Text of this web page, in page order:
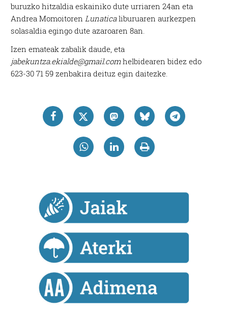
buruzko hitzaldia eskainiko dute urriaren 24an eta
Andrea Momoitoren Lunaticaliburuaren aurkezpen
solasaldia egingo dute azaroaren 8an.
Izen emateak zabalik daude, eta
jabekuntza.ekialde@gmail.com helbidearen bidez edo
623-30 71 59 zenbakira deituz egin daitezke.